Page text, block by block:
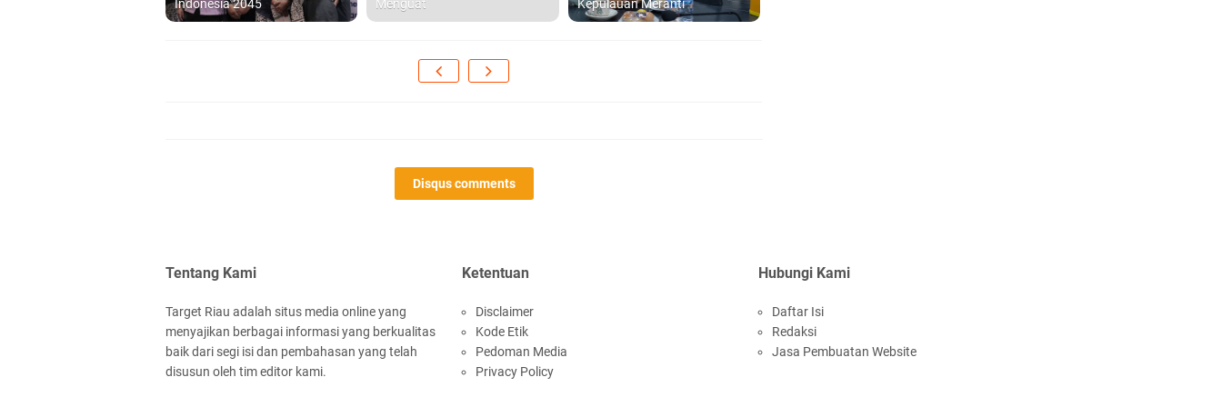
Indonesia 2045
Menguat
Kepulauan Meranti
Disqus comments
DPRD Kepulauan Meranti
Sahkan Ranperda
Pertanggungjawaban APBD
Tentang Kami
Target Riau adalah situs media online yang
menyajikan berbagai informasi yang berkualitas
baik dari segi isi dan pembahasan yang telah
disusun oleh tim editor kami.
Ketentuan
Disclaimer
Kode Etik
Pedoman Media
Privacy Policy
Hubungi Kami
Daftar Isi
Redaksi
Jasa Pembuatan Website